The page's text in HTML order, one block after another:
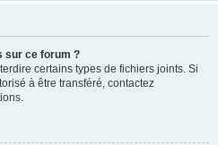
sur ce forum ?
certains types de fichiers joints. Si
à être transféré, contactez